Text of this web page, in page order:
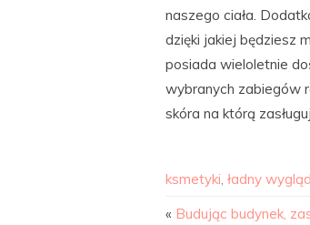
naszego ciała.
dzięki jakiej będziesz
posiada wieloletnie
wybranych zabiegów
skóra na którą
ksmetyki, ładny wygląd
« Budując budynek,